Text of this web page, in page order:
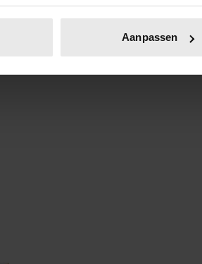
door het actief te scannen op
of intrekken in de
en advertenties te personaliseren,
Ook delen we informatie over uw
Deze partners kunnen deze
op basis van uw gebruik van
Aanpassen